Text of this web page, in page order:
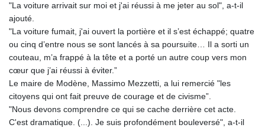
"La voiture arrivait sur moi et j'ai réussi à me jeter au sol", a-t-il
ajouté.
"La voiture fumait, j'ai ouvert la portière et il s’est échappé; quatre
ou cinq d’entre nous se sont lancés à sa poursuite… Il a sorti un
couteau, m’a frappé à la tête et a porté un autre coup vers mon
cœur que j’ai réussi à éviter.”
Le maire de Modène, Massimo Mezzetti, a lui remercié "les
citoyens qui ont fait preuve de courage et de civisme”.
"Nous devons comprendre ce qui se cache derrière cet acte.
C'est dramatique. (...). Je suis profondément bouleversé", a-t-il